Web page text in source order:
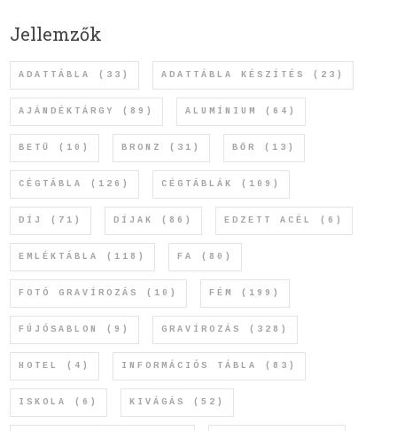
Jellemzők
ADATTÁBLA (33) ADATTÁBLA KÉSZÍTÉS (23)
AJÁNDÉKTÁRGY (89) ALUMÍNIUM (64)
BETŰ (10) BRONZ (31) BŐR (13)
CÉGTÁBLA (126) CÉGTÁBLÁK (109)
DÍJ (71) DÍJAK (86) EDZETT ACÉL (6)
EMLÉKTÁBLA (118) FA (80)
FOTÓ GRAVÍROZÁS (10) FÉM (199)
FÚJÓSABLON (9) GRAVÍROZÁS (328)
HOTEL (4) INFORMÁCIÓS TÁBLA (83)
ISKOLA (6) KIVÁGÁS (52)